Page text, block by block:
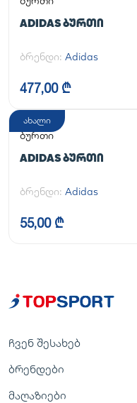
ADIDAS ᲑᲣᲠᲗᲘ
ბრენდი: Adidas
477,00 ₾
ახალი
ბურთი
ADIDAS ᲑᲣᲠᲗᲘ
ბრენდი: Adidas
55,00 ₾
ჩვენ შესახებ
ბრენდები
მაღაზიები